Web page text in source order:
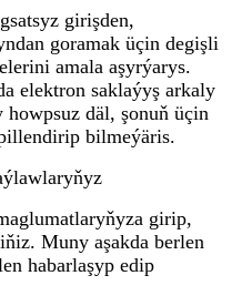
girişden,
goramak üçin degişli
amala aşyrýarys.
elektron saklaýyş arkaly
däl, şonuň üçin
bilmeýäris.
girip,
Muny aşakda berlen
habarlaşyp edip